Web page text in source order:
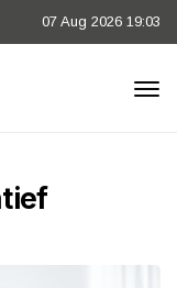
07 Aug 2026 19:03